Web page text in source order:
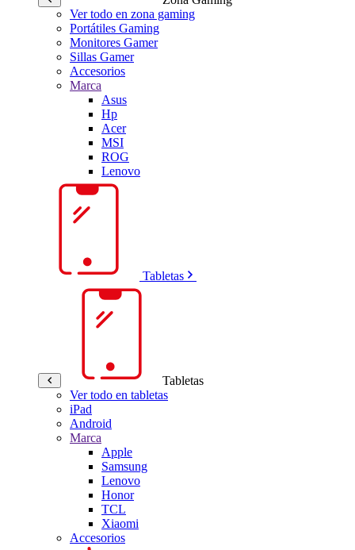
Ver todo en zona gaming
Portátiles Gaming
Monitores Gamer
Sillas Gamer
Accesorios
Marca
Asus
Hp
Acer
MSI
ROG
Lenovo
Tabletas
Tabletas
Ver todo en tabletas
iPad
Android
Marca
Apple
Samsung
Lenovo
Honor
TCL
Xiaomi
Accesorios